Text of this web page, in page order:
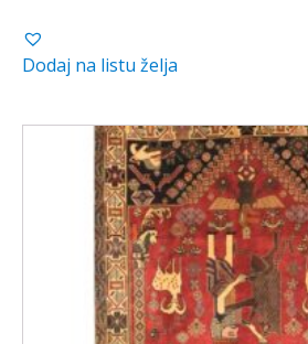
Dodaj na listu želja